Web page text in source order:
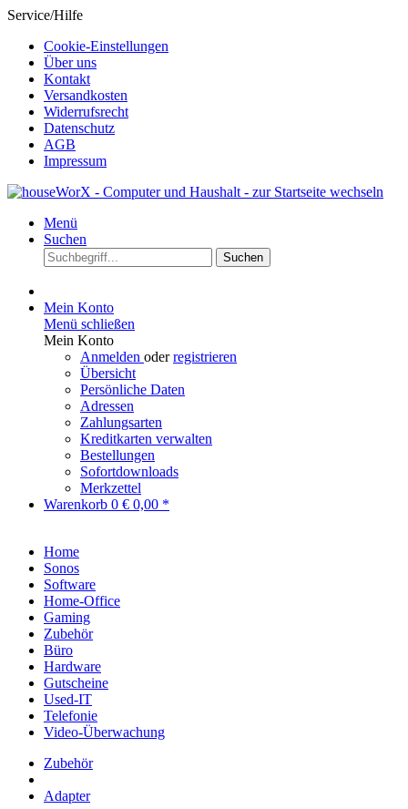
Service/Hilfe
Cookie-Einstellungen
Über uns
Kontakt
Versandkosten
Widerrufsrecht
Datenschutz
AGB
Impressum
Menü
Suchen
Suchen
Mein Konto
Menü schließen
Mein Konto
Anmelden oderregistrieren
Übersicht
Persönliche Daten
Adressen
Zahlungsarten
Kreditkarten verwalten
Bestellungen
Sofortdownloads
Merkzettel
Warenkorb 0 € 0,00 *
Home
Sonos
Software
Home-Office
Gaming
Zubehör
Büro
Hardware
Gutscheine
Used-IT
Telefonie
Video-Überwachung
Zubehör
Adapter